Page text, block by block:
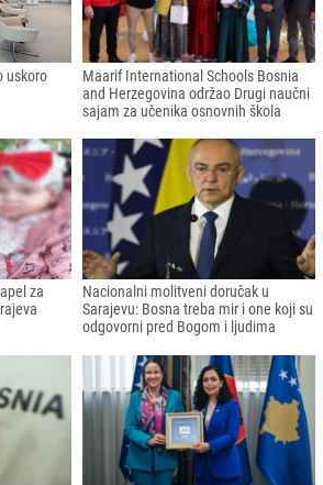
uskoro
Maarif International Schools Bosnia
and Herzegovina održao Drugi naučni
sajam za učenika osnovnih škola
za
Nacionalni molitveni doručak u
Sarajevu: Bosna treba mir i one koji su
odgovorni pred Bogom i ljudima